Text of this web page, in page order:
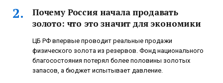
Почему Россия начала продавать
золото: что это значит для экономики
ЦБ РФ впервые проводит реальные продажи
физического золота из резервов. Фонд национального
благосостояния потерял более половины золотых
запасов, а бюджет испытывает давление.